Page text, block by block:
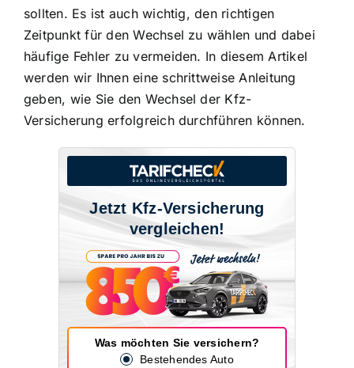
sollten. Es ist auch wichtig, den richtigen
Zeitpunkt für den Wechsel zu wählen und dabei
häufige Fehler zu vermeiden. In diesem Artikel
werden wir Ihnen eine schrittweise Anleitung
geben, wie Sie den Wechsel der Kfz-
Versicherung erfolgreich durchführen können.
Jetzt Kfz-Versicherung
vergleichen!
Was möchten Sie versichern?
Bestehendes Auto